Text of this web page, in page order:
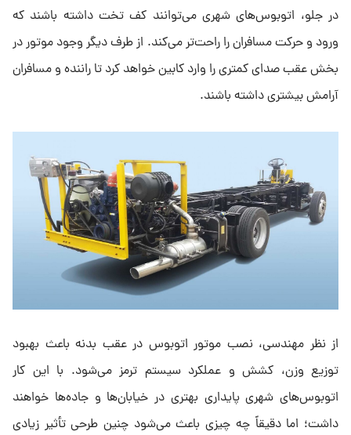
در جلو، اتوبوس‌های شهری می‌توانند کف تخت داشته باشند که
ورود و حرکت مسافران را راحت‌تر می‌کند. از طرف دیگر وجود موتور در
بخش عقب صدای کمتری را وارد کابین خواهد کرد تا راننده و مسافران
آرامش بیشتری داشته باشند.
از نظر مهندسی، نصب موتور اتوبوس در عقب بدنه باعث بهبود
توزیع وزن، کشش و عملکرد سیستم ترمز می‌شود. با این کار
اتوبوس‌های شهری پایداری بهتری در خیابان‌ها و جاده‌ها خواهند
داشت؛ اما دقیقاً چه چیزی باعث می‌شود چنین طرحی تأثیر زیادی